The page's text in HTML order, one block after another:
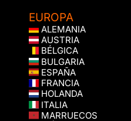
EUROPA
ALEMANIA
AUSTRIA
BÉLGICA
BULGARIA
ESPAÑA
FRANCIA
HOLANDA
ITALIA
MARRUECOS